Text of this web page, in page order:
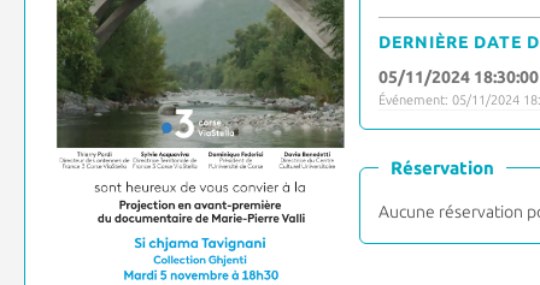
DERNIÈRE DATE
05/11/2024 18:30:00
Événement: 05/11/2024
Réservation
Aucune réservation